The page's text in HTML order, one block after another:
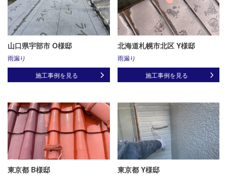
山口県宇部市 O様邸
雨漏り
施工事例を見る
北海道札幌市北区 Y様邸
雨漏り
施工事例を見る
東京都 B様邸 東京都 Y様邸